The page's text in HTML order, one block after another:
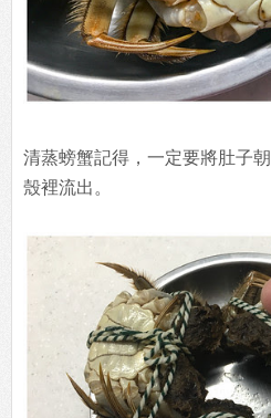
清蒸螃蟹記得，一定要將肚子
殼裡流出。